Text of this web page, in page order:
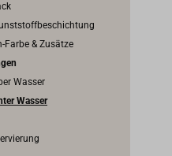
Farbe & Zusätze
Wasser
Wasser